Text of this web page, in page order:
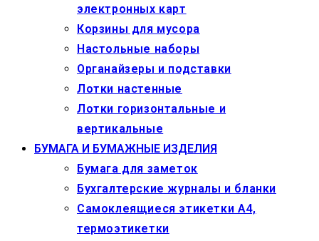
электронных карт
Корзины для мусора
Настольные наборы
Органайзеры и подставки
Лотки настенные
Лотки горизонтальные и
вертикальные
БУМАГА И БУМАЖНЫЕ ИЗДЕЛИЯ
Бумага для заметок
Бухгалтерские журналы и бланки
Самоклеящиеся этикетки А4,
термоэтикетки